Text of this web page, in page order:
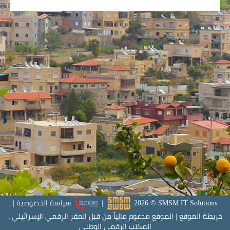
SMSM IT Solutions
©
2026
| سياسة الخصوصية|
خريطة الموقع| الموقع مدعوم مالياً من قبل المقر الرقمي الإسرائيلي ،
المكتب الرقمي الوطني